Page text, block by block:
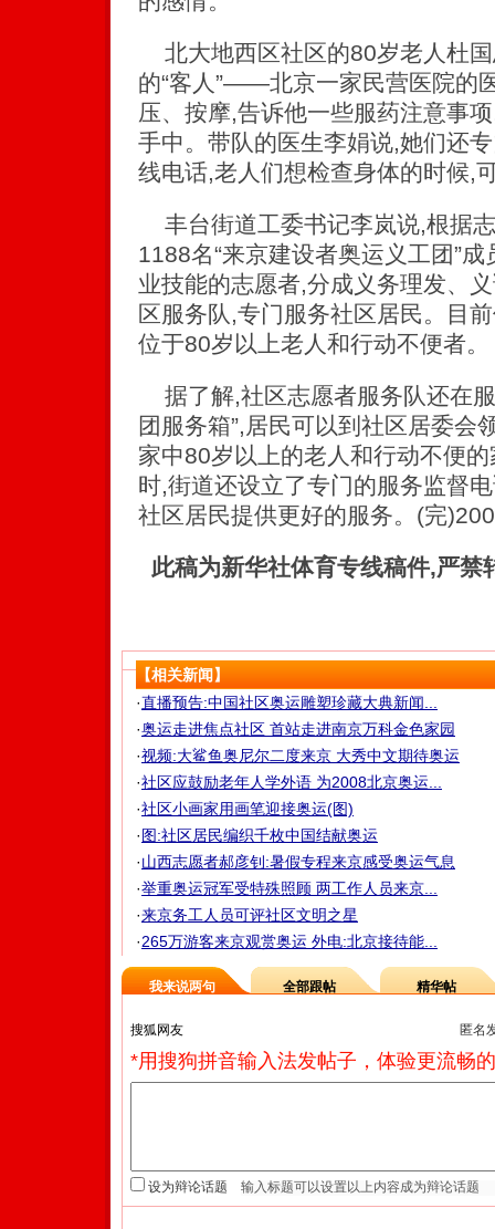
北大地西区社区的80岁老人杜
的“客人”——北京一家民营医院的
压、按摩,告诉他一些服药注意事
手中。带队的医生李娟说,她们还
线电话,老人们想检查身体的时候,
丰台街道工委书记李岚说,根据
1188名“来京建设者奥运义工团”
业技能的志愿者,分成义务理发、
区服务队,专门服务社区居民。目
位于80岁以上老人和行动不便者。
据了解,社区志愿者服务队还在
团服务箱”,居民可以到社区居委
家中80岁以上的老人和行动不便
时,街道还设立了专门的服务监督
社区居民提供更好的服务。(完
此稿为新华社体育专线稿件,严禁
【相关新闻】
·直播预告:中国社区奥运雕塑珍藏大典新闻...
·奥运走进焦点社区 首站走进南京万科金色家园
·视频:大鲨鱼奥尼尔二度来京 大秀中文期待奥运
·社区应鼓励老年人学外语 为2008北京奥运...
·社区小画家用画笔迎接奥运(图)
·图:社区居民编织千枚中国结献奥运
·山西志愿者郝彦钊:暑假专程来京感受奥运气息
·举重奥运冠军受特殊照顾 两工作人员来京...
·来京务工人员可评社区文明之星
·265万游客来京观赏奥运 外电:北京接待能...
我来说两句 全部跟帖 精华帖
匿名
*用搜狗拼音输入法发帖子，体验更流畅
设为辩论话题